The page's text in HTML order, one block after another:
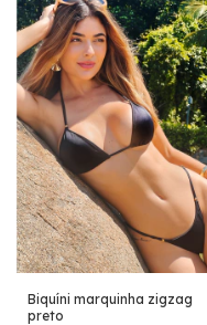
Biquíni marquinha zigzag
preto